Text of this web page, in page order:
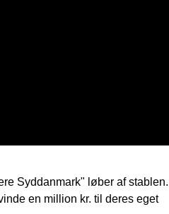
Syddanmark" løber af stablen. I
en million kr. til deres eget